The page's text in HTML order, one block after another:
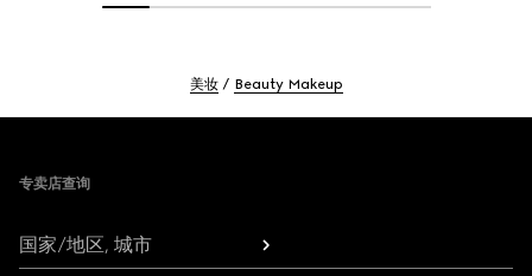
美妆 Beauty Makeup
专卖店查询
国家/地区, 城市